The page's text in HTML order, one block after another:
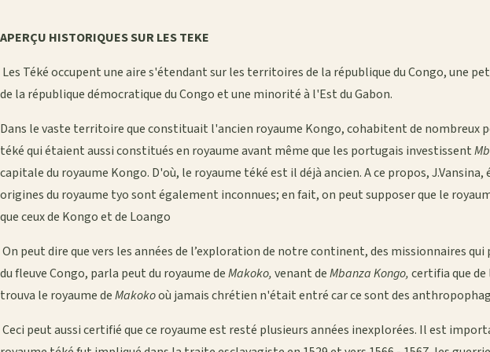
APERÇU HISTORIQUES SUR LES TEKE
Les Téké occupent une aire s'étendant sur les territoires de la république du Congo, une
de la république démocratique du Congo et une minorité à l'Est du Gabon.
Dans le vaste territoire que constituait l'ancien royaume Kongo, cohabitent de nombreux
téké qui étaient aussi constitués en royaume avant même que les portugais investissent
capitale du royaume Kongo. D'où, le royaume téké est il déjà ancien. A ce propos, J.Vansina,
origines du royaume tyo sont également inconnues; en fait, on peut supposer que le
que ceux de Kongo et de Loango
On peut dire que vers les années de l’exploration de notre continent, des missionnaires
du fleuve Congo, parla peut du royaume deMakoko,venant deMbanza Kongo,certifia que
trouva le royaume deMakokooù jamais chrétien n'était entré car ce sont des
Ceci peut aussi certifié que ce royaume est resté plusieurs années inexplorées. Il est